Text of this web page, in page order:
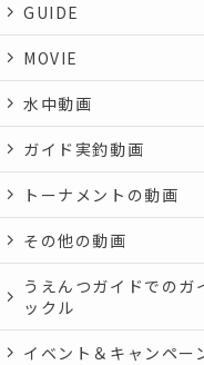
GUIDE
MOVIE
水中動画
ガイド実釣動画
トーナメントの動画
その他の動画
うえんつガイドでのガ
ックル
イベント＆キャンペー